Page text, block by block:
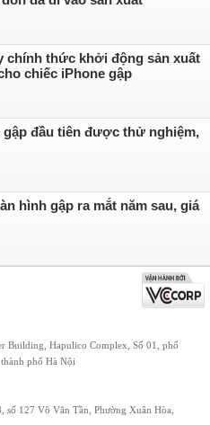
chính thức khởi động sản xuất
chiếc iPhone gập
gập đầu tiên được thử nghiệm,
hình gập ra mắt năm sau, giá
Building, Hapulico Complex, Số 01, phố
phố Hà Nội
số 127 Võ Văn Tần, Phường Xuân Hòa,